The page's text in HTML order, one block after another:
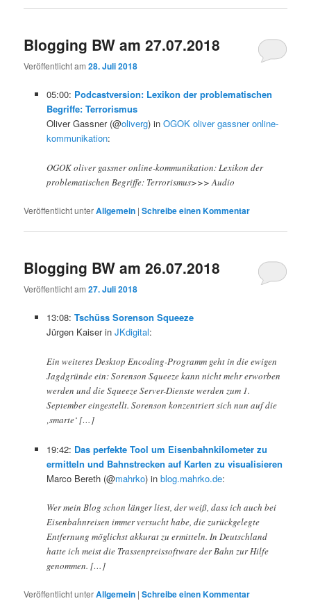
Blogging BW am 27.07.2018
Veröffentlicht am28. Juli 2018
05:00: Podcastversion: Lexikon der problematischen
Begriffe: Terrorismus
Oliver Gassner (@oliverg) in OGOK oliver gassner online-
kommunikation:
OGOK oliver gassner online-kommunikation: Lexikon der
problematischen Begriffe: Terrorismus>>> Audio
Veröffentlicht unterAllgemein |Schreibe einen Kommentar
Blogging BW am 26.07.2018
Veröffentlicht am27. Juli 2018
13:08: Tschüss Sorenson Squeeze
Jürgen Kaiser in JKdigital:
Ein weiteres Desktop Encoding-Programm geht in die ewigen
Jagdgründe ein: Sorenson Squeeze kann nicht mehr erworben
werden und die Squeeze Server-Dienste werden zum 1.
September eingestellt. Sorenson konzentriert sich nun auf die
‚smarte‘ […]
19:42: Das perfekte Tool um Eisenbahnkilometer zu
ermitteln und Bahnstrecken auf Karten zu visualisieren
Marco Bereth (@mahrko) in blog.mahrko.de:
Wer mein Blog schon länger liest, der weiß, dass ich auch bei
Eisenbahnreisen immer versucht habe, die zurückgelegte
Entfernung möglichst akkurat zu ermitteln. In Deutschland
hatte ich meist die Trassenpreissoftware der Bahn zur Hilfe
genommen. […]
Veröffentlicht unterAllgemein |Schreibe einen Kommentar